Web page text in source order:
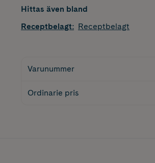
Hittas även bland
Receptbelagt: Receptbelagt
Varunummer
Ordinarie pris